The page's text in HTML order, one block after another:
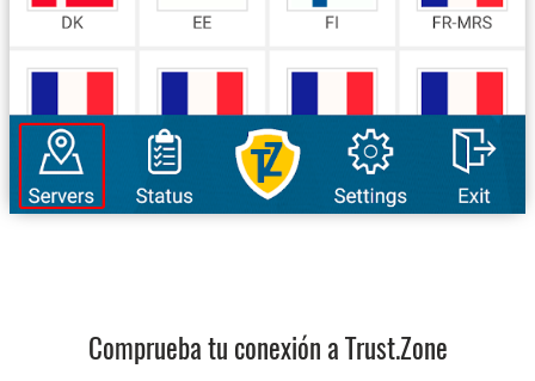
Comprueba tu conexión a Trust.Zone